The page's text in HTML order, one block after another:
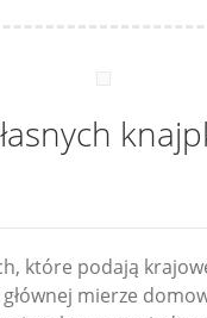
które podają
mierze